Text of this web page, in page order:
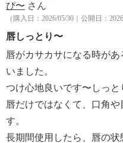
ポーチにもすっきり収ま
利。毎日持ち歩いておき
＜配合／無配合表示＞
無鉱物油、ノンアルコー
収剤不使用、植物由来界
【内容】
・添付文書：能書
【使用方法】
ぴ〜 さん
（購入日：2026/05/30｜公開日：
唇しっとり〜
唇がカサカサになる時が
いました。
つけ心地良いです〜しっと
唇だけではなくて、口角
す。
長期間使用したら、唇の状